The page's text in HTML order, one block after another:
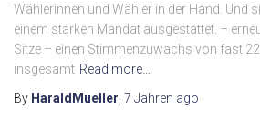
Wählerinnen und Wähler in der Hand. Und
einem starken Mandat ausgestattet. –
Sitze – einen Stimmenzuwachs von fast
insgesamt Read more…
By HaraldMueller 7 Jahren ago